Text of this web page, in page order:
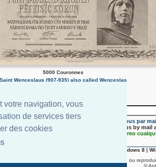
votre navigation, vous
de services tiers
des cookies
5000 Couronnes
Saint Wenceslaus (907-935) also called Wenceslas
Envoyez-nous par
Send us by
Envíenos por correo
Windows 8|
Aucune partie de ce site ne peut être utilisée ou
©